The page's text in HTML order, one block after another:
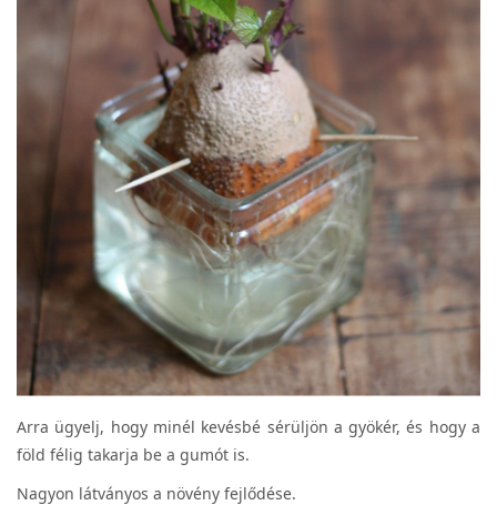
Arra ügyelj, hogy minél kevésbé sérüljön a gyökér, és hogy a
föld félig takarja be a gumót is.
Nagyon látványos a növény fejlődése.